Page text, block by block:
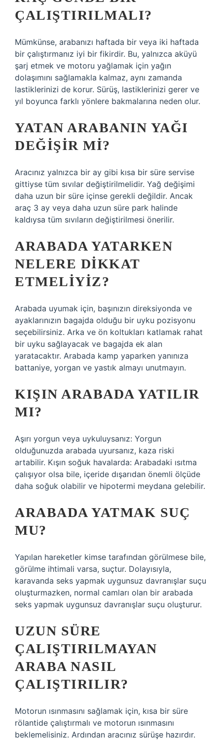
ÇALIŞTIRILMALI?
Mümkünse, arabanızı haftada bir veya iki haftada
bir çalıştırmanız iyi bir fikirdir. Bu, yalnızca aküyü
şarj etmek ve motoru yağlamak için yağın
dolaşımını sağlamakla kalmaz, aynı zamanda
lastiklerinizi de korur. Sürüş, lastiklerinizi gerer ve
yıl boyunca farklı yönlere bakmalarına neden olur.
YATAN ARABANIN YAĞI
DEĞIŞIR MI?
Aracınız yalnızca bir ay gibi kısa bir süre servise
gittiyse tüm sıvılar değiştirilmelidir. Yağ değişimi
daha uzun bir süre içinse gerekli değildir. Ancak
araç 3 ay veya daha uzun süre park halinde
kaldıysa tüm sıvıların değiştirilmesi önerilir.
ARABADA YATARKEN
NELERE DIKKAT
ETMELIYIZ?
Arabada uyumak için, başınızın direksiyonda ve
ayaklarınızın bagajda olduğu bir uyku pozisyonu
seçebilirsiniz. Arka ve ön koltukları katlamak rahat
bir uyku sağlayacak ve bagajda ek alan
yaratacaktır. Arabada kamp yaparken yanınıza
battaniye, yorgan ve yastık almayı unutmayın.
KIŞIN ARABADA YATILIR
MI?
Aşırı yorgun veya uykuluysanız: Yorgun
olduğunuzda arabada uyursanız, kaza riski
artabilir. Kışın soğuk havalarda: Arabadaki ısıtma
çalışıyor olsa bile, içeride dışarıdan önemli ölçüde
daha soğuk olabilir ve hipotermi meydana gelebilir.
ARABADA YATMAK SUÇ
MU?
Yapılan hareketler kimse tarafından görülmese bile,
görülme ihtimali varsa, suçtur. Dolayısıyla,
karavanda seks yapmak uygunsuz davranışlar suçu
oluşturmazken, normal camları olan bir arabada
seks yapmak uygunsuz davranışlar suçu oluşturur.
UZUN SÜRE
ÇALIŞTIRILMAYAN
ARABA NASIL
ÇALIŞTIRILIR?
Motorun ısınmasını sağlamak için, kısa bir süre
rölantide çalıştırmalı ve motorun ısınmasını
beklemelisiniz. Ardından aracınız sürüşe hazırdır.